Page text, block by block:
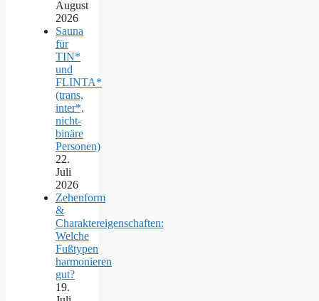
August
2026
Sauna
für
TIN*
und
FLINTA*
(trans,
inter*,
nicht-
binäre
Personen)
22.
Juli
2026
Zehenform
&
Charaktereigenschaften:
Welche
Fußtypen
harmonieren
gut?
19.